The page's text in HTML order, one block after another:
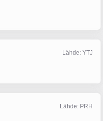
Lähde: YTJ
Lähde: PRH